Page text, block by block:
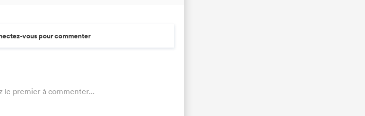
vous pour commenter
le premier à commenter...